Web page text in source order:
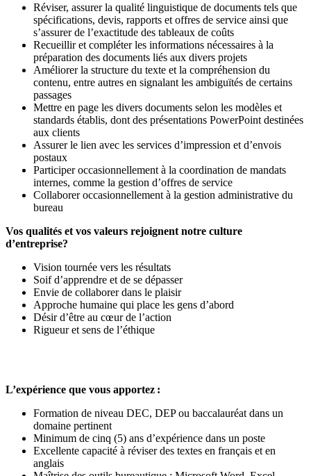
Réviser, assurer la qualité linguistique de documents tels que
spécifications, devis, rapports et offres de service ainsi que
s’assurer de l’exactitude des tableaux de coûts
Recueillir et compléter les informations nécessaires à la
préparation des documents liés aux divers projets
Améliorer la structure du texte et la compréhension du
contenu, entre autres en signalant les ambiguïtés de certains
passages
Mettre en page les divers documents selon les modèles et
standards établis, dont des présentations PowerPoint destinées
aux clients
Assurer le lien avec les services d’impression et d’envois
postaux
Participer occasionnellement à la coordination de mandats
internes, comme la gestion d’offres de service
Collaborer occasionnellement à la gestion administrative du
bureau
Vos qualités et vos valeurs rejoignent notre culture
d’entreprise?
Vision tournée vers les résultats
Soif d’apprendre et de se dépasser
Envie de collaborer dans le plaisir
Approche humaine qui place les gens d’abord
Désir d’être au cœur de l’action
Rigueur et sens de l’éthique
L’expérience que vous apportez :
Formation de niveau DEC, DEP ou baccalauréat dans un
domaine pertinent
Minimum de cinq (5) ans d’expérience dans un poste
Excellente capacité à réviser des textes en français et en
anglais